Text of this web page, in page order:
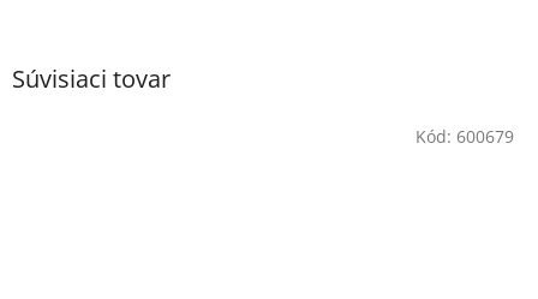
Súvisiaci tovar
Kód: 600679